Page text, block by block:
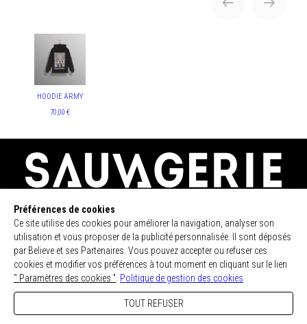
HOODIE ARMY
70,00 €
RESTEZ INFORMÉ DE NOS BONS PLANS ET
NOUVEAUTÉS
Préférences de cookies
Ce site utilise des cookies pour améliorer la navigation, analyser son
utilisation et vous proposer de la publicité personnalisée. Il sont déposés
par Believe et ses Partenaires. Vous pouvez accepter ou refuser ces
cookies et modifier vos préférences à tout moment en cliquant sur le lien
“ Paramètres des cookies ” Politique de gestion des cookies
TOUT REFUSER